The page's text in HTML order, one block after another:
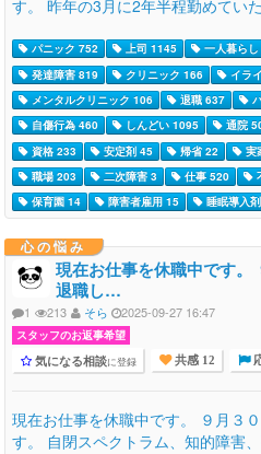
す。 昨年の3月に2年半程勤めてい
パニック 752 上司 1145 一人暮ら
発達障害 819
クリニック 166 イラ
メンタルクリニック 106
退職 637
自傷行為 460
しんどい 1095 通院
資格 233
安定剤 45 帰省 22 実
職場 203
二次障害 3 仕事 520
保育園 14
障害者雇用 15 睡眠導入
心の悩み
現在お仕事を休職中です。
退職し…
1 213 そら 2025-09-27 16:47
スタッフのお返事希望
気になる相談に登録 共感 12
現在お仕事を休職中です。 ９月３
す。 自閉スペクトラム、知的障害